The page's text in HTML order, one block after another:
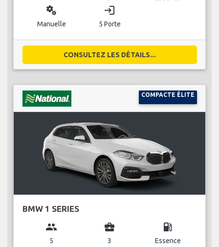
miscellaneous_services
Manuelle
login
5 Porte
CONSULTEZ LES DÉTAILS...
COMPACTE ÉLITE
BMW 1 SERIES
group
5
business_center
3
local_gas_station
Essence